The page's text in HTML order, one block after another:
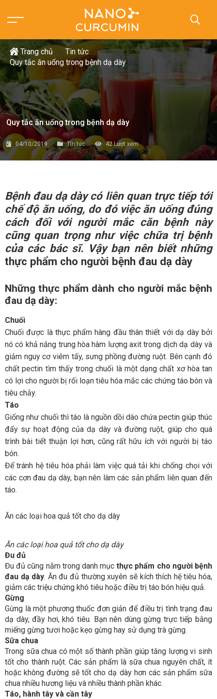
Trang chủ
Tin tức
Quy tắc ăn uống trong bệnh dạ dày
Quy tắc ăn uống trong bệnh dạ dày
04/10/2019 Tin tức 42Lượt xem
Bệnh đau dạ dày có liên quan trực tiếp tới
chế độ ăn uống, do đó việc ăn uống đúng
cách đối với người mắc căn bệnh này
cũng quan trọng như việc chữa trị bệnh
của các bác sĩ. Vậy bạn nên biết những
thực phẩm cho người bệnh đau dạ dày
Những thực phẩm dành cho người mắc bệnh
đau dạ dày:
Chuối
Chuối được là thực phẩm hàng đầu thân thiết với dạ dày bởi
nó có khả năng trung hòa hàm lượng axit trong dịch dạ dày và
giảm nguy cơ viêm tấy, sưng phồng đường ruột. Bên cạnh đó
chất pectin tìm thấy trong chuối là một dạng chất xơ hòa tan
có lợi cho người bị rối loạn tiêu hóa mắc các chứng táo bón và
tiêu chảy.
Táo
Giống như chuối thì táo là nguồn dồi dào chứa pectin giúp thúc
đẩy sự hoạt động của dạ dày và đường ruột, giúp cho quá
trình bài tiết thuận lợi hơn, cũng rất hữu ích với người bị táo
bón.
Để tránh hệ tiêu hóa phải làm việc quá tải khi chống chọi với
các cơn đau dạ dày, bạn nên làm các sản phẩm liên quan đến
táo.
Ăn các loại hoa quả tốt cho dạ dày
Ăn các loại hoa quả tốt cho dạ dày
Đu đủ
Đu đủ cũng nằm trong danh mụcthực phẩm cho người bệnh
đau dạ dày. Ăn đu đủ thường xuyên sẽ kích thích hệ tiêu hóa,
giảm các triệu chứng khó tiêu hoặc điều trị táo bón hiệu quả.
Gừng
Gừng là một phương thuốc đơn giản để điều trị tình trạng đau
dạ dày, đầy hơi, khó tiêu. Bạn nên dùng gừng trực tiếp bằng
miếng gừng tươi hoặc kẹo gừng hay sử dụng trà gừng.
Sữa chua
Trong sữa chua có một số thành phần giúp tăng lượng vi sinh
tốt cho thành ruột. Các sản phẩm là sữa chua nguyên chất, ít
hoặc không đường sẽ tốt cho dạ dày hơn các sản phẩm sữa
chua nhiều hương liệu và nhiều thành phần khác.
Táo, hành tây và cần tây